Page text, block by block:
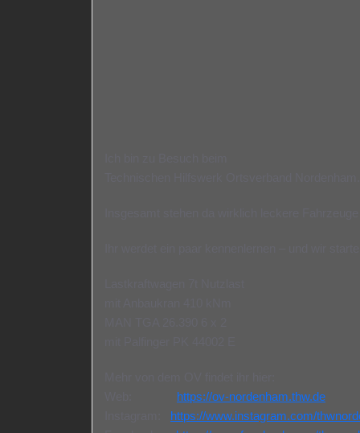
https://ov-nordenham.thw.de
https://www.instagram.com/